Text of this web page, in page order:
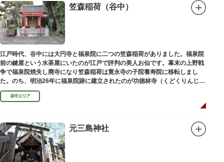
笠森稲荷（谷中）
江戸時代、谷中には大円寺と福泉院に二つの笠森稲荷がありました。福泉院
前の鍵屋という水茶屋にいたのが江戸で評判の美人お仙です。幕末の上野戦
争で福泉院焼失し廃寺になり笠森稲荷は寛永寺の子院養寿院に移転しまし
た。のち、明治26年に福泉院跡に建立されたのが功徳林寺（くどくりんじ）
で、明治末期には稲荷社が祀られました。
谷中エリア
元三島神社